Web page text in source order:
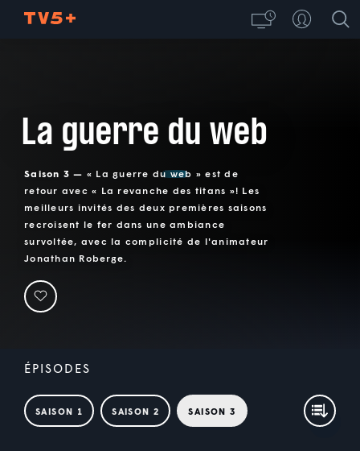
La guerre du web
Saison 3 — « La guerre du web » est de
retour avec « La revanche des titans »! Les
meilleurs invités des deux premières saisons
recroisent le fer dans une ambiance
survoltée, avec la complicité de l'animateur
Jonathan Roberge.
ÉPISODES
SAISON 1 SAISON 2 SAISON 3